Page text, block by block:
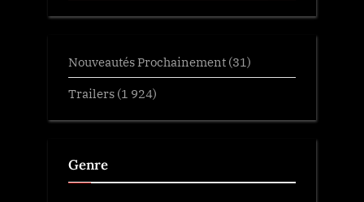
Nouveautés Prochainement (31)
Trailers (1 924)
Genre